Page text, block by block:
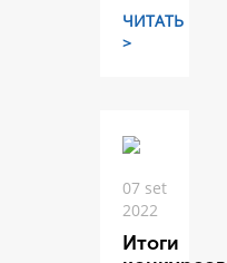
ЧИТАТЬ
>
07 set
2022
Итоги